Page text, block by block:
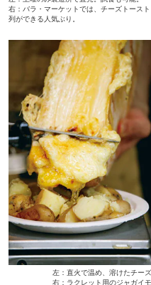
右：バラ・マーケットでは、チーズトース
列ができる人気ぶり。
左：直火で温め、溶けたチー
右：ラクレット用のジャガイモ